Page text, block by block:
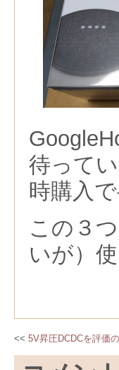
待って
時購入
この３
いが）
5V昇圧DCDCを評価